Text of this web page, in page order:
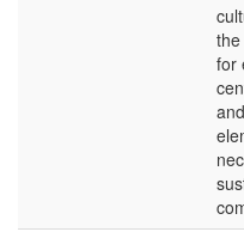
the
for